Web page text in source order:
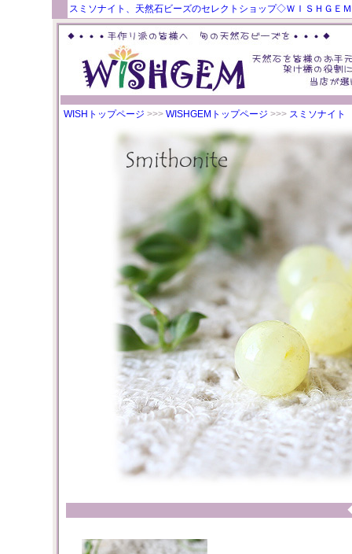
スミソナイト、天然石ビーズのセレクトショップ◇ＷＩＳＨＧＥ
WISHトップページ >>> WISHGEMトップページ >>> スミソナイト